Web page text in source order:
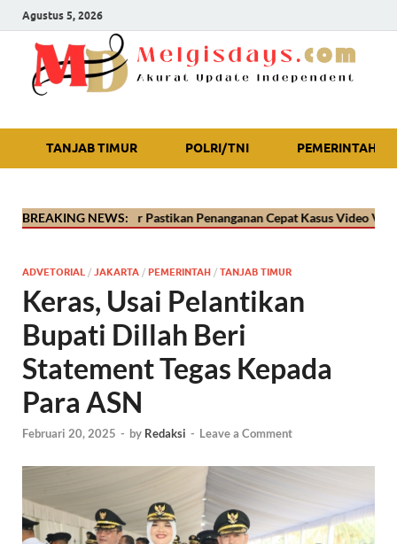
Agustus 5, 2026
Akurat Update Independent
TANJAB TIMUR POLRI/TNI PEMERINTAH
BREAKING NEWS:
Tanjab Timur Pastikan Penanganan Cepat Kasus Video Viral Oknum
ADVETORIAL / JAKARTA / PEMERINTAH / TANJAB TIMUR
Keras, Usai Pelantikan
Bupati Dillah Beri
Statement Tegas Kepada
Para ASN
Februari 20, 2025 - by Redaksi - Leave a Comment